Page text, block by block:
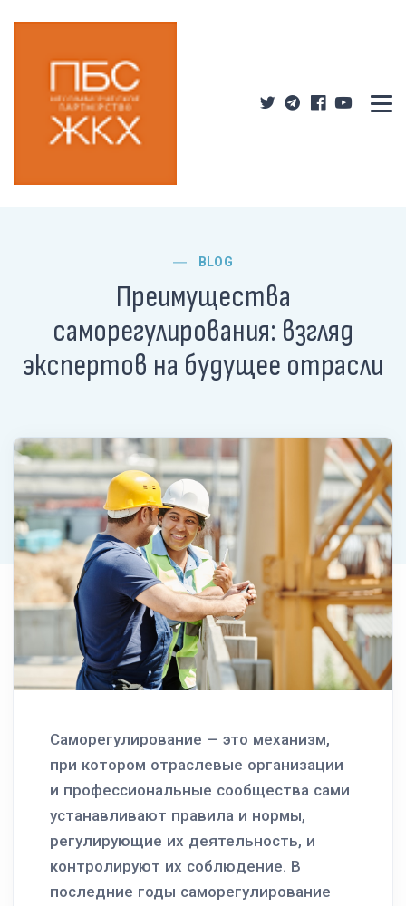
BLOG
Преимущества
саморегулирования: взгляд
экспертов на будущее отрасли
Саморегулирование — это механизм,
при котором отраслевые организации
и профессиональные сообщества сами
устанавливают правила и нормы,
регулирующие их деятельность, и
контролируют их соблюдение. В
последние годы саморегулирование